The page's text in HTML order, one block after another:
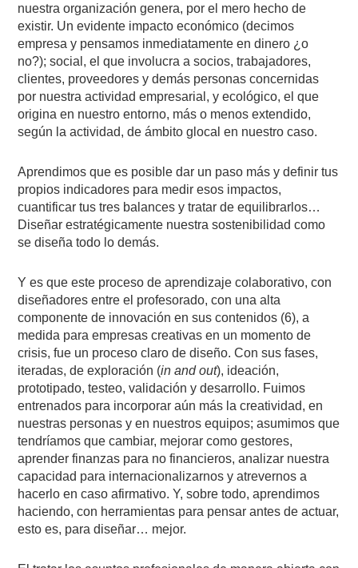
nuestra organización genera, por el mero hecho de
existir. Un evidente impacto económico (decimos
empresa y pensamos inmediatamente en dinero ¿o
no?); social, el que involucra a socios, trabajadores,
clientes, proveedores y demás personas concernidas
por nuestra actividad empresarial, y ecológico, el que
origina en nuestro entorno, más o menos extendido,
según la actividad, de ámbito glocal en nuestro caso.
Aprendimos que es posible dar un paso más y definir tus
propios indicadores para medir esos impactos,
cuantificar tus tres balances y tratar de equilibrarlos…
Diseñar estratégicamente nuestra sostenibilidad como
se diseña todo lo demás.
Y es que este proceso de aprendizaje colaborativo, con
diseñadores entre el profesorado, con una alta
componente de innovación en sus contenidos (6), a
medida para empresas creativas en un momento de
crisis, fue un proceso claro de diseño. Con sus fases,
iteradas, de exploración (in and out), ideación,
prototipado, testeo, validación y desarrollo. Fuimos
entrenados para incorporar aún más la creatividad, en
nuestras personas y en nuestros equipos; asumimos que
tendríamos que cambiar, mejorar como gestores,
aprender finanzas para no financieros, analizar nuestra
capacidad para internacionalizarnos y atrevernos a
hacerlo en caso afirmativo. Y, sobre todo, aprendimos
haciendo, con herramientas para pensar antes de actuar,
esto es, para diseñar… mejor.